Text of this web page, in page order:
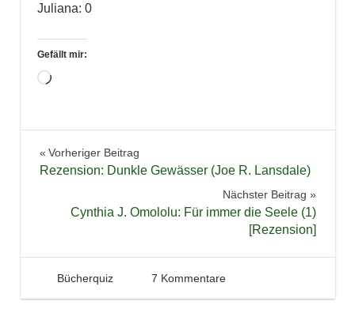
Juliana: 0
Gefällt mir:
Wird
Bücher
Beitragsnavigation
Vorheriger Beitrag
Rezension: Dunkle Gewässer (Joe R. Lansdale)
Nächster Beitrag
Cynthia J. Omololu: Für immer die Seele (1)
[Rezension]
2. Februar 2013
Tintenhain
Bücherquiz 7 Kommentare